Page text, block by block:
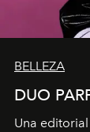
BELLEZA
DUO
Una editorial